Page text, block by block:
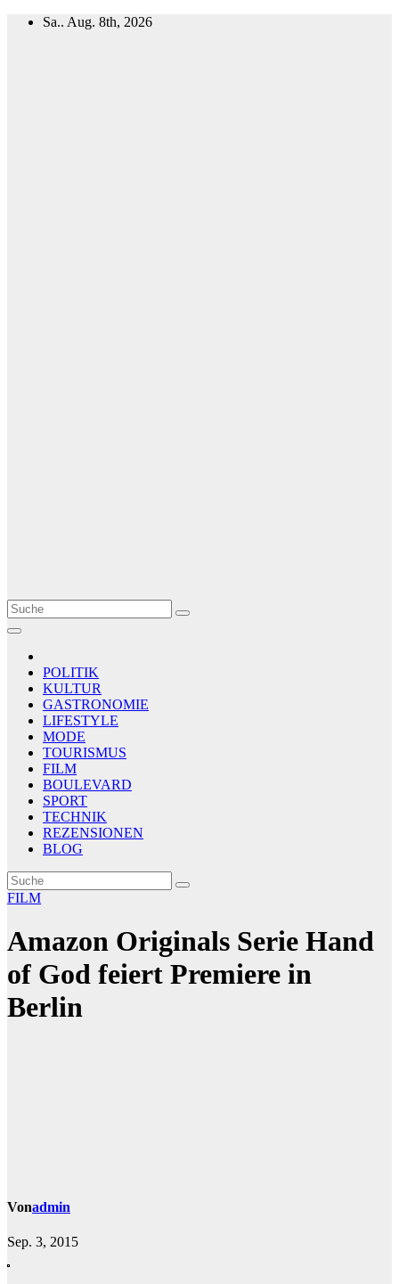
Zum
Sa.. Aug. 8th, 2026
Le Matin
AGENCE DE PRESSE
POLITIK
KULTUR
GASTRONOMIE
LIFESTYLE
MODE
TOURISMUS
FILM
BOULEVARD
SPORT
TECHNIK
REZENSIONEN
BLOG
FILM
Amazon Originals Serie Hand
of God feiert Premiere in
Berlin
Vonadmin
Sep. 3, 2015